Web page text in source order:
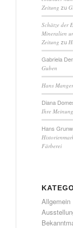
Zeitung zu
Schätze der
Mineralien
Zeitung zu
Gabriela
Guben
Hans
Diana
Ihre
Hans
Färberei
Allgemein